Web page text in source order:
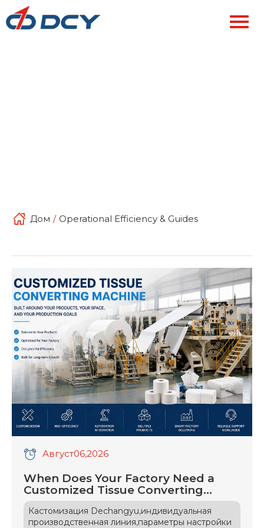
Дом / Operational Efficiency & Guides
Август06,2026
When Does Your Factory Need a
Customized Tissue Converting
Machine?
Кастомизация Dechangyu,индивидуальная
производственная линия,параметры настройки